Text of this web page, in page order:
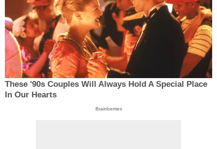
These '90s Couples Will Always Hold A Special Place
In Our Hearts
Brainberries